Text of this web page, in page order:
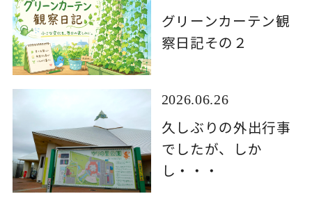
グリーンカーテン観
察日記その２
2026.06.26
久しぶりの外出行事
でしたが、しか
し・・・